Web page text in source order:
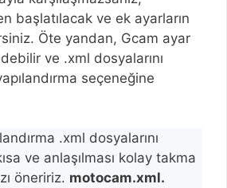
başlatılacak ve ek ayarların
Öte yandan, Gcam ayar
ve .xml dosyalarını
seçeneğine
.xml dosyalarını
ve anlaşılması kolay takma
öneririz. motocam.xml.